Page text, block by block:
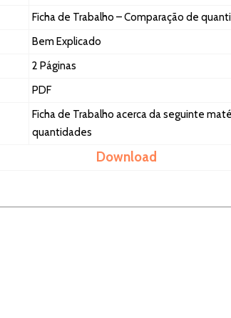
Ficha de Trabalho – Comparação de
Bem Explicado
2 Páginas
PDF
Ficha de Trabalho acerca da seguinte
quantidades
Download